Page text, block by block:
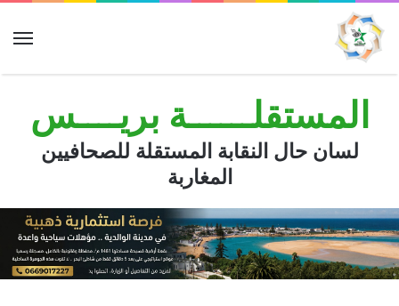
المستقلــــــة بريــــس
لسان حال النقابة المستقلة للصحافيين
المغاربة